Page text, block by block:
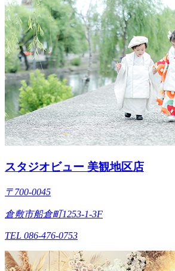
スタジオビュー 美観地区店
〒700-0045
倉敷市船倉町1253-1-3F
TEL 086-476-0753